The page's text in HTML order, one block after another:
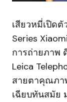
เสียวหมี่เปิด
Series
การถ่ายภาพ
Leica
สายตาคุณภา
เฉียบทันสมัย